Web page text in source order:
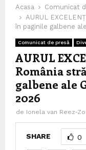
Acasa
Comunicat
AURUL
în paginile galbene
Comunicat de presă
AURUL
România
galbene ale
2026
de Ionela van Reez-
SHARE 0